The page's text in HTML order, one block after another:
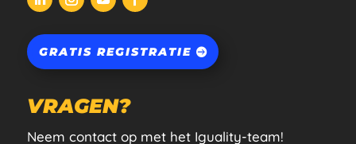
GRATIS REGISTRATIE
VRAGEN?
Neem contact op met het Iguality-team!